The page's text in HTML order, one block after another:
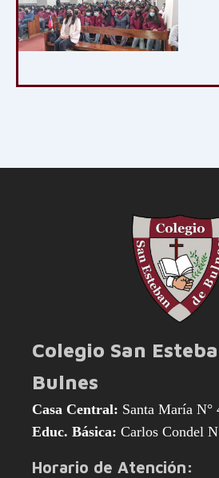
Colegio San
Bulnes
Casa Central: Santa María N°
Educ. Básica: Carlos Condel
Horario de Atención: